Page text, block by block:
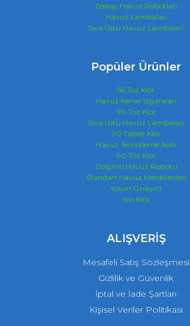
Zodiac Havuz Robotları
Havuz Lambaları
Sıva Üstü Havuz Lambaları
Popüler Ürünler
56 Toz Klor
Havuz Kenar Izgaraları
90 Toz Klor
Sıva Üstü Havuz Lambaları
90 Tablet Klor
Havuz Temizleme Asiti
90 Toz Klor
Dolphin Havuz Robotu
Standart Havuz Merdivenleri
Yosun Önleyici
Sıvı Klor
ALIŞVERİŞ
Mesafeli Satış Sözleşmesi
Gizlilik ve Güvenlik
İptal ve İade Şartları
Kişisel Veriler Politikası